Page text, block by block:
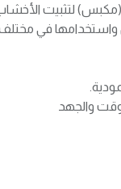
لتثبيت الأخشاب
في مختلف
والجهد